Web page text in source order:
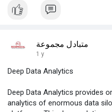
متبادل مجموعة
1 y
Deep Data Analytics
Deep Data Analytics provides
analytics of enormous data